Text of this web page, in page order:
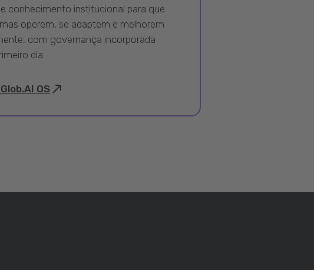
conhecimento institucional para que
operem, se adaptem e melhorem
com governança incorporada
dia.
OS